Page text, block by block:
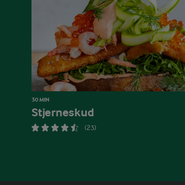
30 MIN
Stjerneskud
(23)